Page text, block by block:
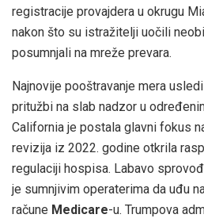
registracije provajdera u okrugu
nakon što su istražitelji uočili
posumnjali na mreže prevara.
Najnovije pooštravanje mera
pritužbi na slab nadzor u
California je postala glavni fokus
revizija iz 2022. godine otkrila
regulaciji hospisa. Labavo
je sumnjivim operaterima da uđu
račune Medicare-u. Trumpova